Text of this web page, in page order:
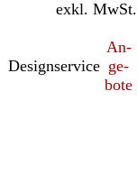
inkl. MwSt.
exkl. MwSt.
Designservice
An­­
ge­­
bo­­te